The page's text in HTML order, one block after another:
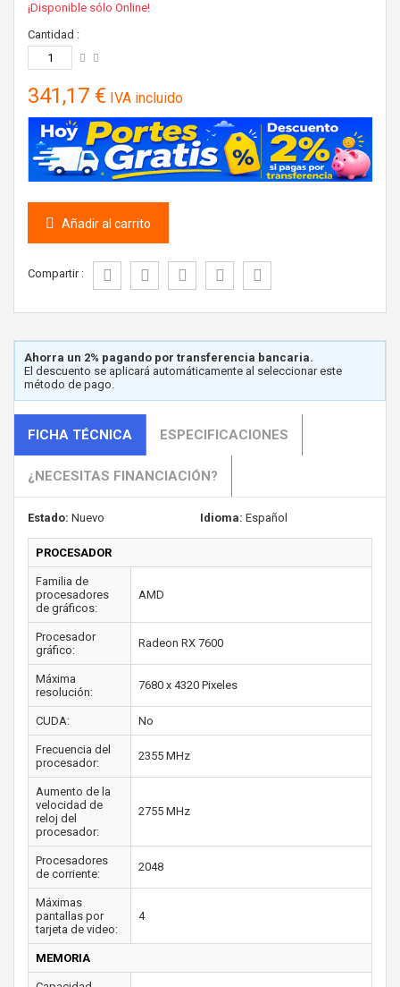
¡Disponible sólo Online!
Cantidad :
341,17 € IVA incluido
Añadir al carrito
Compartir :
Ahorra un 2% pagando por transferencia bancaria.
El descuento se aplicará automáticamente al seleccionar este
método de pago.
FICHA TÉCNICA ESPECIFICACIONES
¿NECESITAS FINANCIACIÓN?
Estado: Nuevo Idioma: Español
PROCESADOR
Familia de
procesadores
de gráficos:
AMD
Procesador
gráfico:
Radeon RX 7600
Máxima
resolución:
7680 x 4320 Pixeles
CUDA: No
Frecuencia del
procesador:
2355 MHz
Aumento de la
velocidad de
reloj del
procesador:
2755 MHz
Procesadores
de corriente:
2048
Máximas
pantallas por
tarjeta de video:
4
MEMORIA